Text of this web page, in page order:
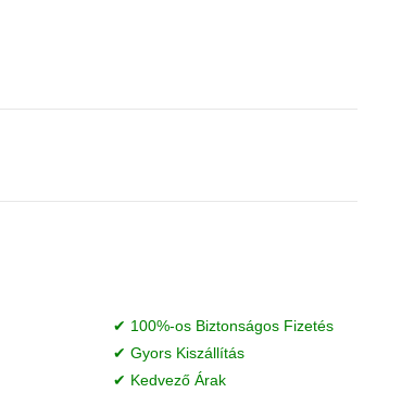
✔ 100%-os Biztonságos Fizetés
✔ Gyors Kiszállítás
✔ Kedvező Árak